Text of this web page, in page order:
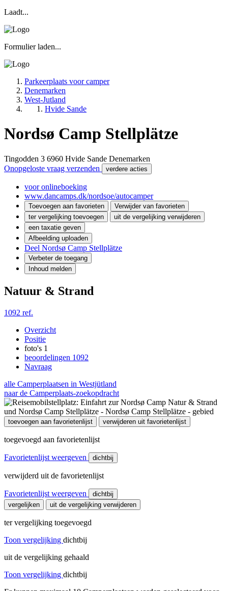
Laadt...
Formulier laden...
Parkeerplaats voor camper
Denemarken
West-Jutland
Hvide Sande
Nordsø Camp Stellplätze
Tingodden 3 6960 Hvide Sande Denemarken
Onopgeloste vraag verzenden
verdere acties
voor onlineboeking
www.dancamps.dk/nordsoe/autocamper
Toevoegen aan favorieten
Verwijder van favorieten
ter vergelijking toevoegen
uit de vergelijking verwijderen
een taxatie geven
Afbeelding uploaden
Deel Nordsø Camp Stellplätze
Verbeter de toegang
Inhoud melden
Natuur & Strand
1092 ref.
Overzicht
Positie
foto's 1
beoordelingen 1092
Navraag
alle Camperplaatsen in Westjütland
naar de Camperplaats-zoekopdracht
toevoegen aan favorietenlijst verwijderen uit favorietenlijst
toegevoegd aan favorietenlijst
Favorietenlijst weergeven dichtbij
verwijderd uit de favorietenlijst
Favorietenlijst weergeven
dichtbij
vergelijken
uit de vergelijking verwijderen
ter vergelijking toegevoegd
Toon vergelijking dichtbij
uit de vergelijking gehaald
Toon vergelijking dichtbij